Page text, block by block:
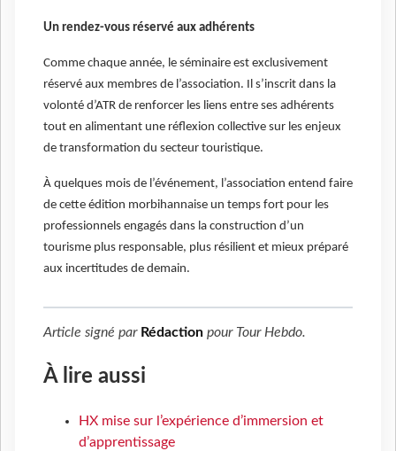
Un rendez-vous réservé aux adhérents
Comme chaque année, le séminaire est exclusivement
réservé aux membres de l’association. Il s’inscrit dans la
volonté d’ATR de renforcer les liens entre ses adhérents
tout en alimentant une réflexion collective sur les enjeux
de transformation du secteur touristique.
À quelques mois de l’événement, l’association entend faire
de cette édition morbihannaise un temps fort pour les
professionnels engagés dans la construction d’un
tourisme plus responsable, plus résilient et mieux préparé
aux incertitudes de demain.
Article signé par Rédaction pour Tour Hebdo.
À lire aussi
HX mise sur l’expérience d’immersion et
d’apprentissage